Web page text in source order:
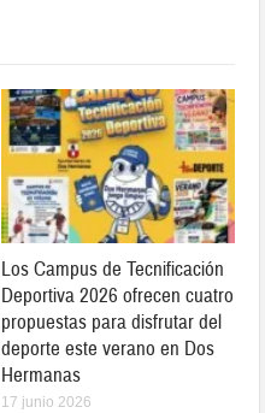
Los Campus de Tecnificación
Deportiva 2026 ofrecen cuatro
propuestas para disfrutar del
deporte este verano en Dos
Hermanas
17 junio 2026